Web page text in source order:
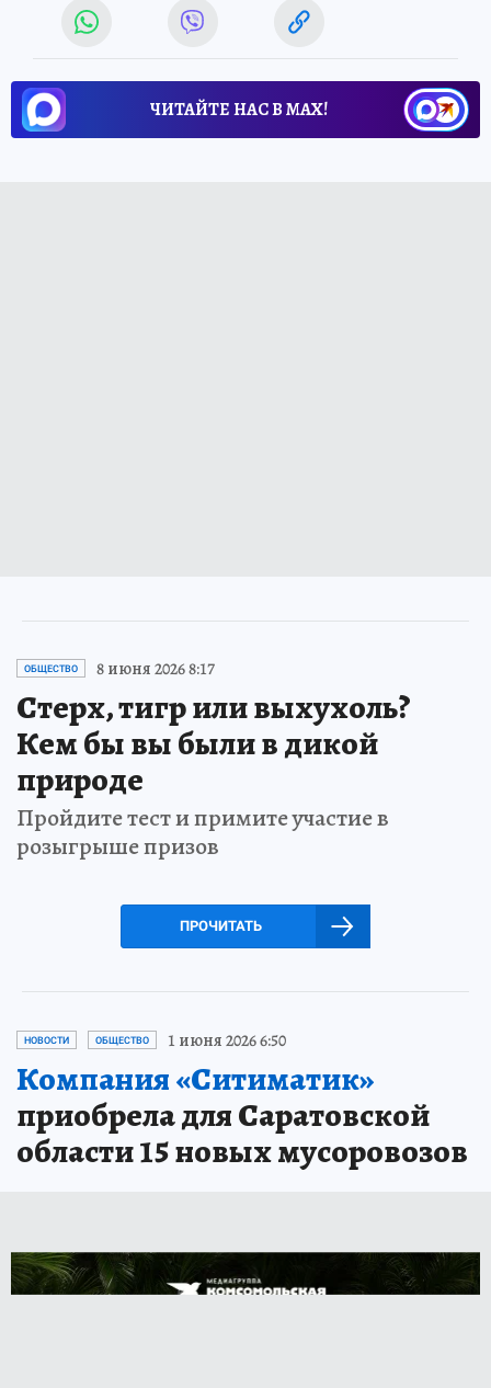
ЧИТАЙТЕ НАС В МАХ!
ОБЩЕСТВО 8 июня 2026 8:17
Стерх, тигр или выхухоль?
Кем бы вы были в дикой
природе
Пройдите тест и примите участие в
розыгрыше призов
ПРОЧИТАТЬ
НОВОСТИ ОБЩЕСТВО 1 июня 2026 6:50
Компания «Ситиматик»
приобрела для Саратовской
области 15 новых мусоровозов